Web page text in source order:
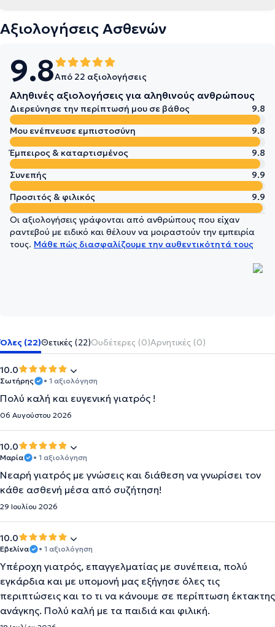
Αξιολογήσεις Ασθενών
9.8Από 22 αξιολογήσεις
Αληθινές αξιολογήσεις για αληθινούς ανθρώπους
Διερεύνησε την περίπτωσή μου σε βάθος
9.8
Μου ενέπνευσε εμπιστοσύνη
9.8
Έμπειρος & καταρτισμένος
9.8
Συνεπής
9.9
Προσιτός & φιλικός
9.9
Οι αξιολογήσεις γράφονται από ανθρώπους που είχαν
ραντεβού με ειδικό και θέλουν να μοιραστούν την εμπειρία
τους. Μάθε πώς διασφαλίζουμε την αυθεντικότητά τους
Όλες (22)Θετικές (22)Ουδέτερες (0)Αρνητικές (0)
10.0
Σωτήρης • 1 αξιολόγηση
Πολύ καλή και ευγενική γιατρός !
06 Αυγούστου 2026
10.0
Μαρία • 1 αξιολόγηση
Νεαρή γιατρός με γνώσεις και διάθεση να γνωρίσει τον
κάθε ασθενή μέσα από συζήτηση!
29 Ιουλίου 2026
10.0
Εβελίνα • 1 αξιολόγηση
Υπέροχη γιατρός, επαγγελματίας με συνέπεια, πολύ
εγκάρδια και με υπομονή μας εξήγησε όλες τις
περιπτώσεις και το τι να κάνουμε σε περίπτωση έκτακτης
ανάγκης. Πολύ καλή με τα παιδιά και φιλική.